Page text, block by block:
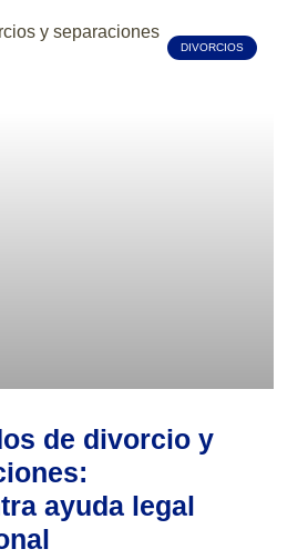
DIVORCIOS
de divorcio y
ayuda legal